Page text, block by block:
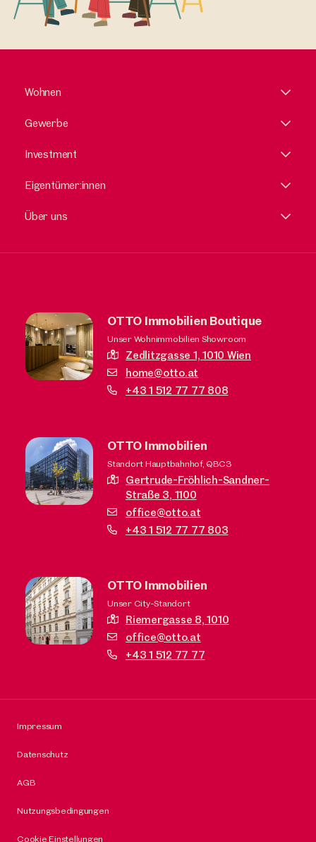
Wohnen
Gewerbe
Investment
Eigentümer:innen
Über uns
OTTO Immobilien Boutique
Unser Wohnimmobilien Showroom
Zedlitzgasse 1,1010 Wien
home@otto.at
+43 1 512 77 77 808
OTTO Immobilien
Standort Hauptbahnhof, QBC3
Gertrude-Fröhlich-Sandner-
Straße 3, 1100
office@otto.at
+43 1 512 77 77 803
OTTO Immobilien
Unser City-Standort
Riemergasse 8,1010
office@otto.at
+43 1 512 77 77
Impressum
Datenschutz
AGB
Nutzungsbedingungen
Cookie Einstellungen